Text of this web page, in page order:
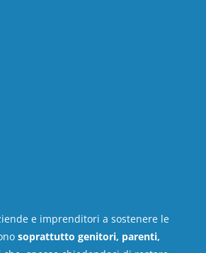
e imprenditori a sostenere le
soprattutto genitori, parenti,